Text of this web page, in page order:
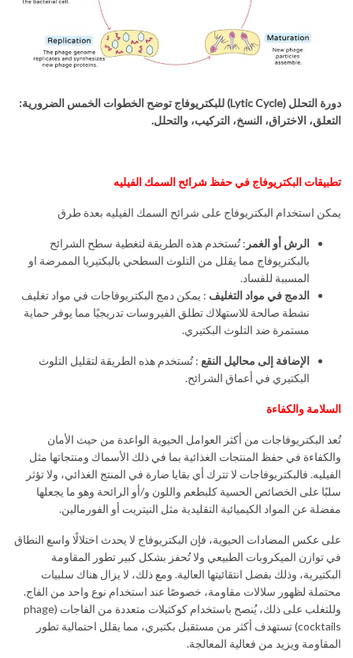
دورة التحلل (Lytic Cycle)
للبكتريوفاج توضح الخطوات الخمس الضرورية:
التعلق، الاختراق، النسخ، التركيب، والتحلل.
تطبيقات البكتريوفاج في حفظ شرائح السمك الفيليه
يمكن استخدام البكتريوفاج على شرائح السمك الفيليه بعدة طرق
الرش أو الغمر : تُستخدم هذه الطريقة لتغطية سطح الشرائح
بالبكتريوفاج مما يقلل من التلوث السطحي بالبكتيريا الممرضة او
المسببة للفساد.
الدمج في مواد التغليف : يمكن دمج البكتريوفاجات في مواد تغليف
نشطة صالحة للاستهلاك تطلق الفيروسات تدريجيًا مما يوفر حماية
مستمرة ضد التلوث البكتيري.
الإضافة إلى محاليل النقع : تُستخدم هذه الطريقة لتقليل التلوث
البكتيري في أعماق الشرائح.
السلامة والكفاءة
تُعد البكتريوفاجات من أكثر العوامل الحيوية الواعدة من حيث الأمان
والكفاءة في حفظ المنتجات الغذائية بما في ذلك الأسماك ومنتجاتها مثل
الفيليه. فالبكتريوفاجات لا تترك أي بقايا ضارة في المنتج الغذائي، ولا تؤثر
سلبًا على الخصائص الحسية كلبطعم واللون و/أو الرائحة وهو ما يجعلها
مفضلة عن المواد الكيميائية التقليدية مثل النيتريت أو الفورمالين.
على عكس المضادات الحيوية، فإن البكتريوفاج لا يحدث اختلالًا واسع النطاق
في توازن الميكروبات الطبيعي ولا تُحفز بشكل كبير تطور المقاومة
البكتيرية، وذلك بفضل انتقائيتها العالية. ومع ذلك، لا يزال هناك سلبيات
محتملة لظهور سلالات مقاومة، خصوصًا عند استخدام نوع واحد من الفاج.
وللتغلب على ذلك، يُنصح باستخدام كوكتيلات متعددة من الفاجات (phage
cocktails) تستهدف أكثر من مستقبل بكتيري، مما يقلل احتمالية تطور
المقاومة ويزيد من فعالية المعالجة.